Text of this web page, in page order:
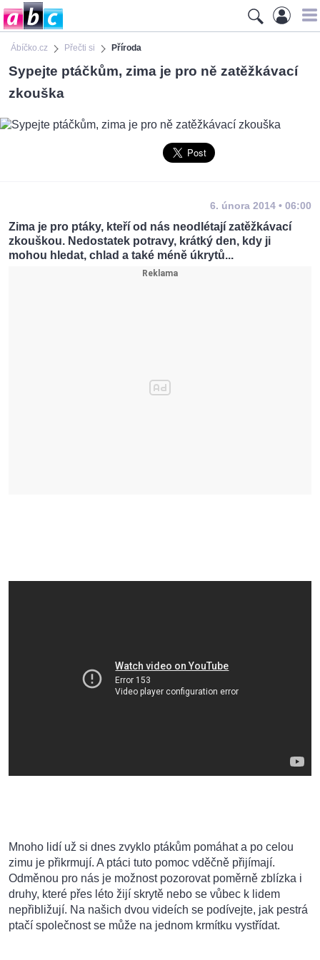
Ábíčko.cz Přečti si Příroda
Sypejte ptáčkům, zima je pro ně zatěžkávací
zkouška
6. února 2014 • 06:00
Zima je pro ptáky, kteří od nás neodlétají zatěžkávací
zkouškou. Nedostatek potravy, krátký den, kdy ji
mohou hledat, chlad a také méně úkrytů...
Mnoho lidí už si dnes zvyklo ptákům pomáhat a po celou
zimu je přikrmují. A ptáci tuto pomoc vděčně přijímají.
Odměnou pro nás je možnost pozorovat poměrně zblízka i
druhy, které přes léto žijí skrytě nebo se vůbec k lidem
nepřibližují. Na našich dvou videích se podívejte, jak pestrá
ptačí společnost se může na jednom krmítku vystřídat.